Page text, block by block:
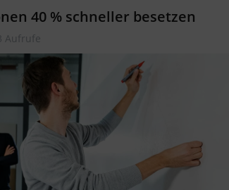
40 % schneller besetzen
Aufrufe